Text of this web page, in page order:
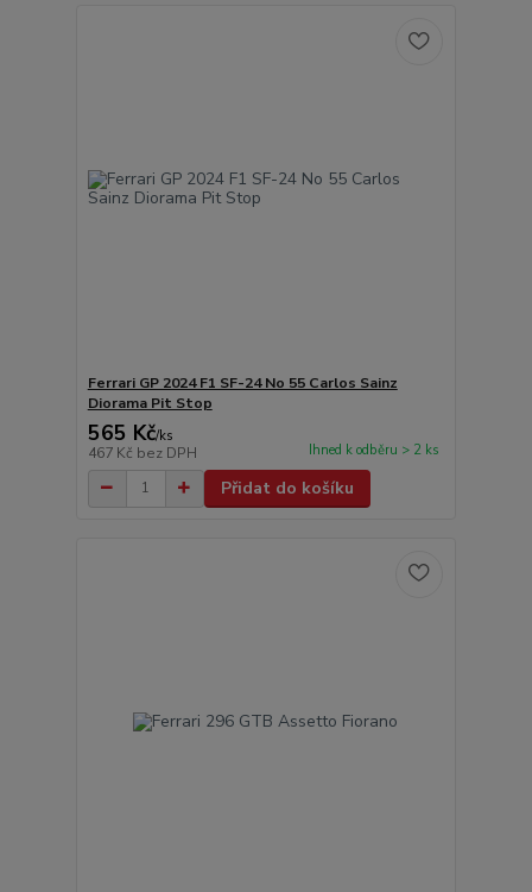
Ferrari GP 2024 F1 SF-24 No 55 Carlos Sainz
Diorama Pit Stop
565 Kč/ks
467 Kč bez DPH Ihned k odběru > 2 ks
Přidat do košíku